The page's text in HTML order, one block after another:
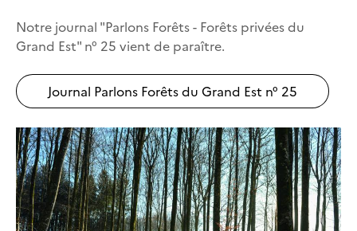
Notre journal "Parlons Forêts - Forêts privées du
Grand Est" n° 25 vient de paraître.
Journal Parlons Forêts du Grand Est n° 25